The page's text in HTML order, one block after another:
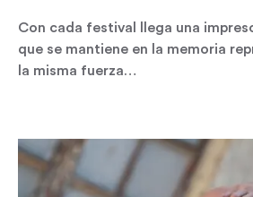
Con cada festival llega una
que se mantiene en la memoria
la misma fuerza…